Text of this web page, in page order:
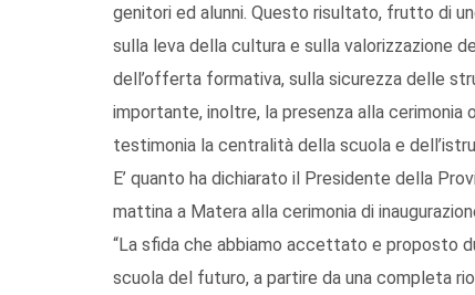
genitori ed alunni. Questo risultato, frutto di
sulla leva della cultura e sulla valorizzazione
dell’offerta formativa, sulla sicurezza delle
importante, inoltre, la presenza alla cerimonia
testimonia la centralità della scuola e
E’ quanto ha dichiarato il Presidente della
mattina a Matera alla cerimonia di
“La sfida che abbiamo accettato e proposto
scuola del futuro, a partire da una completa